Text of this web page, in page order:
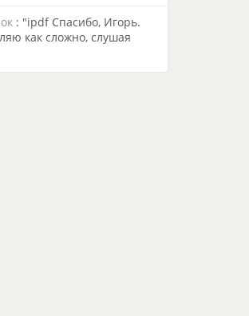
: "ipdf Спасибо, Игорь.
как сложно, слушая